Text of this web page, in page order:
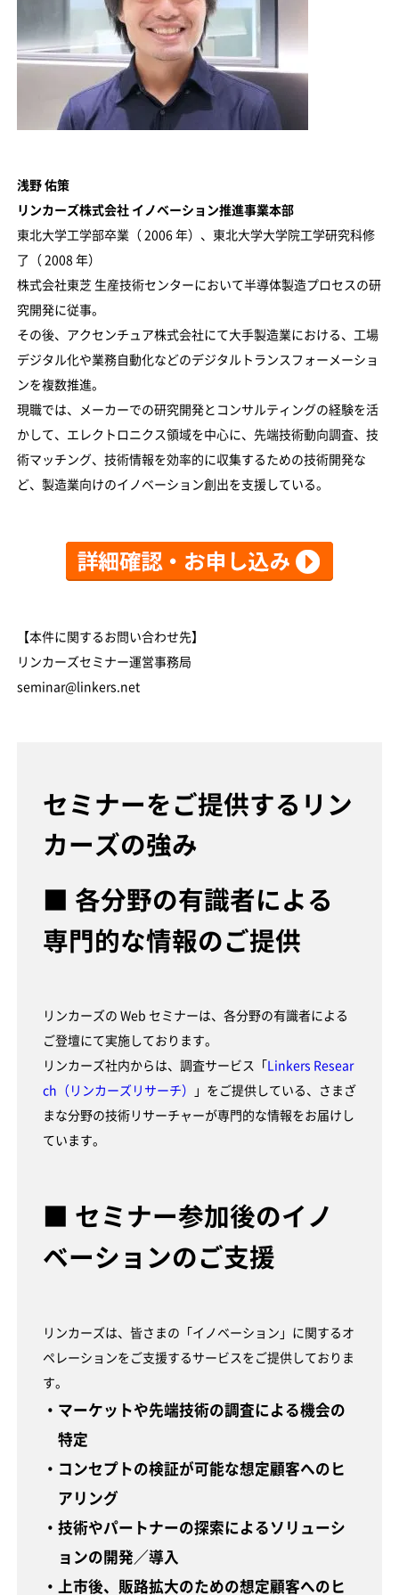
浅野 佑策
リンカーズ株式会社 イノベーション推進事業本部
東北大学工学部卒業（ 2006 年）、東北大学大学院工学研究科修
了（ 2008 年）
株式会社東芝 生産技術センターにおいて半導体製造プロセスの研
究開発に従事。
その後、アクセンチュア株式会社にて大手製造業における、工場
デジタル化や業務自動化などのデジタルトランスフォーメーショ
ンを複数推進。
現職では、メーカーでの研究開発とコンサルティングの経験を活
かして、エレクトロニクス領域を中心に、先端技術動向調査、技
術マッチング、技術情報を効率的に収集するための技術開発な
ど、製造業向けのイノベーション創出を支援している。
【本件に関するお問い合わせ先】
リンカーズセミナー運営事務局
seminar@linkers.net
セミナーをご提供するリン
カーズの強み
■ 各分野の有識者による
専門的な情報のご提供
リンカーズの Web セミナーは、各分野の有識者による
ご登壇にて実施しております。
リンカーズ社内からは、調査サービス「
Linkers Resear
ch（リンカーズリサーチ）
」をご提供している、さまざ
まな分野の技術リサーチャーが専門的な情報をお届けし
ています。
■ セミナー参加後のイノ
ベーションのご支援
リンカーズは、皆さまの「イノベーション」に関するオ
ペレーションをご支援するサービスをご提供しておりま
す。
・マーケットや先端技術の調査による機会の
特定
・コンセプトの検証が可能な想定顧客へのヒ
アリング
・技術やパートナーの探索によるソリューシ
ョンの開発／導入
・上市後、販路拡大のための想定顧客へのヒ